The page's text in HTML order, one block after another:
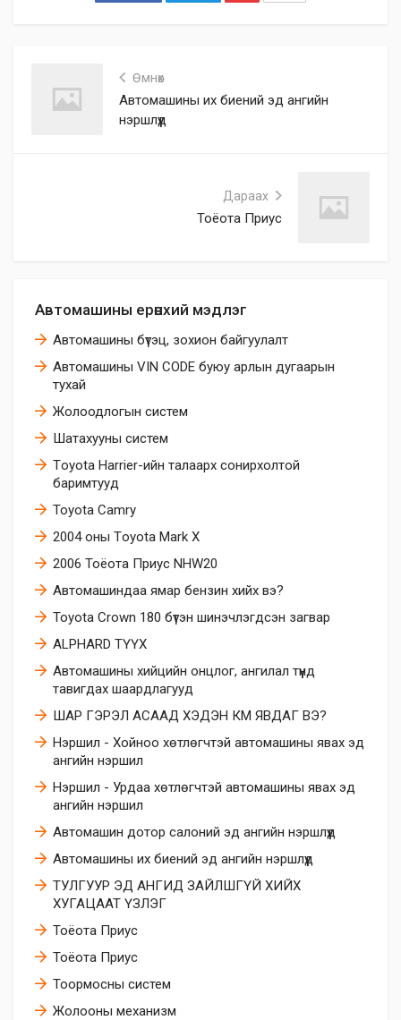
Автомашины ерөнхий мэдлэг
Автомашины бүтэц, зохион байгуулалт
Автомашины VIN CODE буюу арлын дугаарын
тухай
Жолоодлогын систем
Шатахууны систем
Тoyota Harrier-ийн талаарх сонирхолтой
баримтууд
Toyota Camry
2004 оны Тoyota Mark X
2006 Тоёота Приус NHW20
Автомашиндаа ямар бензин хийх вэ?
Toyota Crown 180 бүтэн шинэчлэгдсэн загвар
ALPHARD ТҮҮХ
Автомашины хийцийн онцлог, ангилал түүнд
тавигдах шаардлагууд
ШАР ГЭРЭЛ АСААД ХЭДЭН КМ ЯВДАГ ВЭ?
Нэршил - Хойноо хөтлөгчтэй автомашины явах эд
ангийн нэршил
Нэршил - Урдаа хөтлөгчтэй автомашины явах эд
ангийн нэршил
Автомашин дотор салоний эд ангийн нэршлүүд
Автомашины их биений эд ангийн нэршлүүд
ТУЛГУУР ЭД АНГИД ЗАЙЛШГҮЙ ХИЙХ
ХУГАЦААТ ҮЗЛЭГ
Тоёота Приус
Тоёота Приус
Тоормосны систем
Жолооны механизм
Өмнөх
Автомашины их биений эд ангийн
нэршлүүд
Дараах
Тоёота Приус